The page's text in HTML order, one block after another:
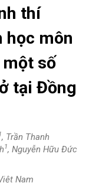
thí
học môn
một số
tại Đồng
, Trần Thanh
1, Nguyễn Hữu Đức
Nam